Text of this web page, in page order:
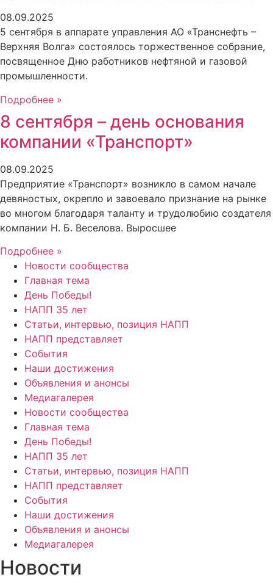
08.09.2025
5 сентября в аппарате управления АО «Транснефть –
Верхняя Волга» состоялось торжественное собрание,
посвященное Дню работников нефтяной и газовой
промышленности.
Подробнее »
8 сентября – день основания
компании «Транспорт»
08.09.2025
Предприятие «Транспорт» возникло в самом начале
девяностых, окрепло и завоевало признание на рынке
во многом благодаря таланту и трудолюбию создателя
компании Н. Б. Веселова. Выросшее
Подробнее »
Новости сообщества
Главная тема
День Победы!
НАПП 35 лет
Статьи, интервью, позиция НАПП
НАПП представляет
События
Наши достижения
Объявления и анонсы
Медиагалерея
Новости сообщества
Главная тема
День Победы!
НАПП 35 лет
Статьи, интервью, позиция НАПП
НАПП представляет
События
Наши достижения
Объявления и анонсы
Медиагалерея
Новости